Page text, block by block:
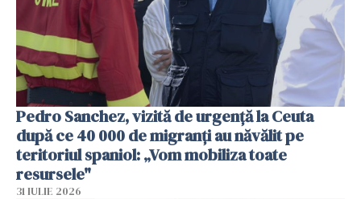
Pedro Sanchez, vizită de urgență la Ceuta
după ce 40 000 de migranți au năvălit pe
teritoriul spaniol: „Vom mobiliza toate
resursele"
31 IULIE 2026